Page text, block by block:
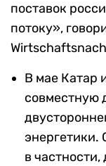
поставок
потоку»,
В мае Катар
совместную
энергетики.
в